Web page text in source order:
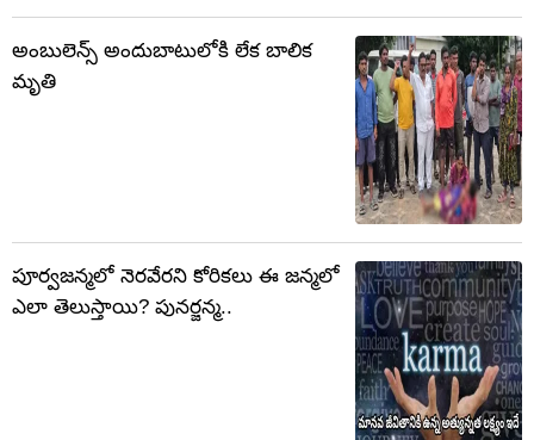
అంబులెన్స్ అందుబాటులోకి లేక బాలిక
మృతి
పూర్వజన్మలో నెరవేరని కోరికలు ఈ జన్మలో
ఎలా తెలుస్తాయి? పునర్జన్మ..